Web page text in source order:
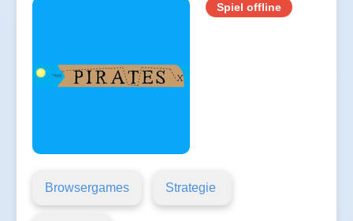
Spiel offline
Browsergames Strategie